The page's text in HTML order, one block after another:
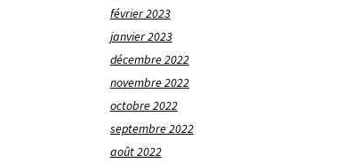
février 2023
janvier 2023
décembre 2022
novembre 2022
octobre 2022
septembre 2022
août 2022